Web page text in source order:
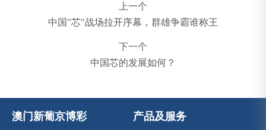
上一个
中国"芯"战场拉开序幕，群雄争霸谁称王
下一个
中国芯的发展如何？
澳门新葡京博彩 产品及服务